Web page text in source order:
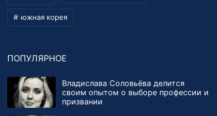
южная корея
ПОПУЛЯРНОЕ
Владислава Соловьёва делится
своим опытом о выборе профессии и
призвании